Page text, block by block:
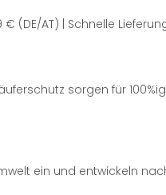
(DE/AT) | Schnelle
sorgen für
ein und entwickeln